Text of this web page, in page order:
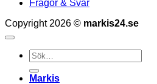
Frågor & Svar
Copyright 2026 © markis24.se
Sök
efter:
Markis